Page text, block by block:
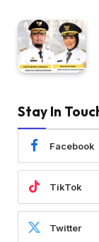
Stay In
Facebook
TikTok
Twitter